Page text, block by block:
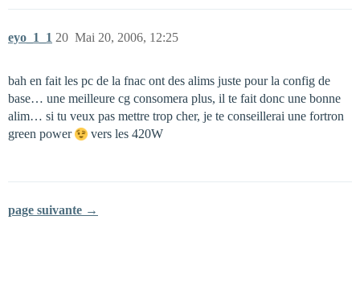
eyo_1_1 Mai 20, 2006, 12:25
20
bah en fait les pc de la fnac ont des alims juste pour la config de
base… une meilleure cg consomera plus, il te fait donc une bonne
alim… si tu veux pas mettre trop cher, je te conseillerai une fortron
green power
vers les 420W
page suivante →